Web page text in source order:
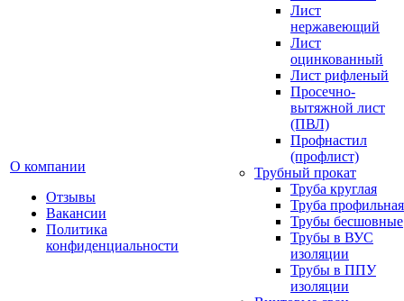
О компании
Отзывы
Вакансии
Политика
конфиденциальности
Лист
нержавеющий
Лист
оцинкованный
Лист рифленый
Просечно-
вытяжной лист
(ПВЛ)
Профнастил
(профлист)
Трубный прокат
Труба круглая
Труба профильная
Трубы бесшовные
Трубы в ВУС
изоляции
Трубы в ППУ
изоляции